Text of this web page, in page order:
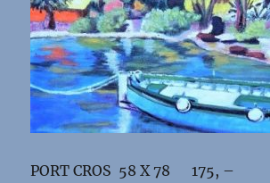
PORT CROS 58 X 78 175, –